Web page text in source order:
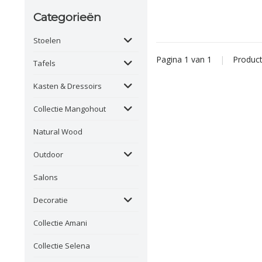
Categorieën
Stoelen
Tafels
Kasten & Dressoirs
Collectie Mangohout
Natural Wood
Outdoor
Salons
Decoratie
Collectie Amani
Collectie Selena
Pagina 1 van 1 |